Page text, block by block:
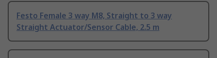
Festo Female 3 way M8, Straight to 3 way
Straight Actuator/Sensor Cable, 2.5 m